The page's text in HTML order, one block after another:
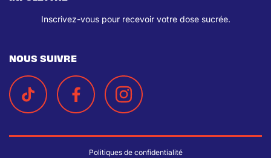
Inscrivez-vous pour recevoir votre dose sucrée.
NOUS SUIVRE
Politiques de confidentialité